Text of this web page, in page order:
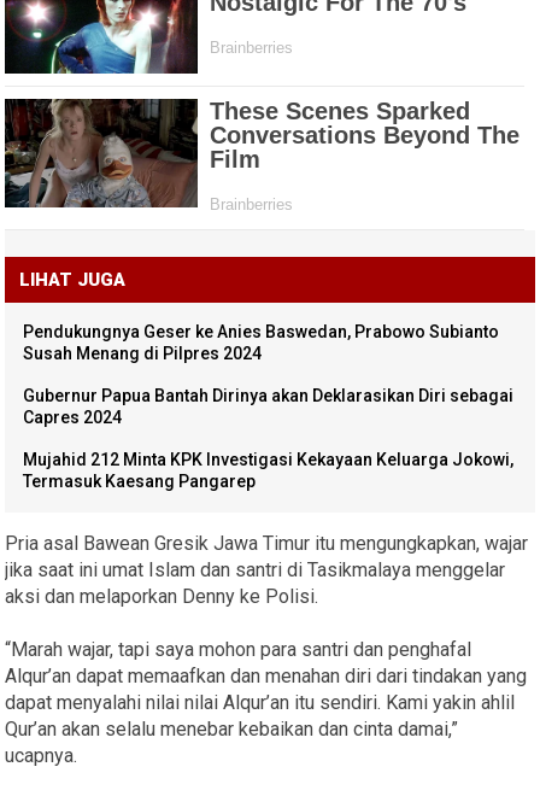
LIHAT JUGA
Pendukungnya Geser ke Anies Baswedan, Prabowo Subianto
Susah Menang di Pilpres 2024
Gubernur Papua Bantah Dirinya akan Deklarasikan Diri sebagai
Capres 2024
Mujahid 212 Minta KPK Investigasi Kekayaan Keluarga Jokowi,
Termasuk Kaesang Pangarep
Pria asal Bawean Gresik Jawa Timur itu mengungkapkan, wajar
jika saat ini umat Islam dan santri di Tasikmalaya menggelar
aksi dan melaporkan Denny ke Polisi.
“Marah wajar, tapi saya mohon para santri dan penghafal
Alqur’an dapat memaafkan dan menahan diri dari tindakan yang
dapat menyalahi nilai nilai Alqur’an itu sendiri. Kami yakin ahlil
Qur’an akan selalu menebar kebaikan dan cinta damai,”
ucapnya.